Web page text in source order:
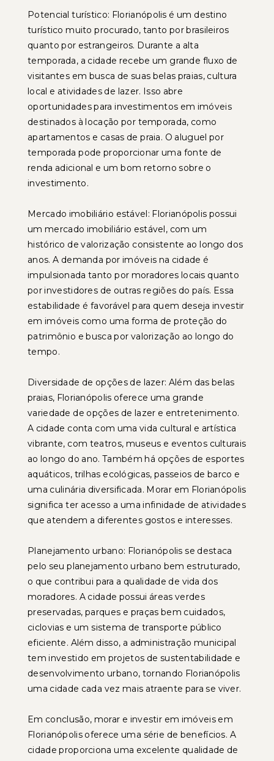
Potencial turístico: Florianópolis é um destino
turístico muito procurado, tanto por brasileiros
quanto por estrangeiros. Durante a alta
temporada, a cidade recebe um grande fluxo de
visitantes em busca de suas belas praias, cultura
local e atividades de lazer. Isso abre
oportunidades para investimentos em imóveis
destinados à locação por temporada, como
apartamentos e casas de praia. O aluguel por
temporada pode proporcionar uma fonte de
renda adicional e um bom retorno sobre o
investimento.
Mercado imobiliário estável: Florianópolis possui
um mercado imobiliário estável, com um
histórico de valorização consistente ao longo dos
anos. A demanda por imóveis na cidade é
impulsionada tanto por moradores locais quanto
por investidores de outras regiões do país. Essa
estabilidade é favorável para quem deseja investir
em imóveis como uma forma de proteção do
patrimônio e busca por valorização ao longo do
tempo.
Diversidade de opções de lazer: Além das belas
praias, Florianópolis oferece uma grande
variedade de opções de lazer e entretenimento.
A cidade conta com uma vida cultural e artística
vibrante, com teatros, museus e eventos culturais
ao longo do ano. Também há opções de esportes
aquáticos, trilhas ecológicas, passeios de barco e
uma culinária diversificada. Morar em Florianópolis
significa ter acesso a uma infinidade de atividades
que atendem a diferentes gostos e interesses.
Planejamento urbano: Florianópolis se destaca
pelo seu planejamento urbano bem estruturado,
o que contribui para a qualidade de vida dos
moradores. A cidade possui áreas verdes
preservadas, parques e praças bem cuidados,
ciclovias e um sistema de transporte público
eficiente. Além disso, a administração municipal
tem investido em projetos de sustentabilidade e
desenvolvimento urbano, tornando Florianópolis
uma cidade cada vez mais atraente para se viver.
Em conclusão, morar e investir em imóveis em
Florianópolis oferece uma série de benefícios. A
cidade proporciona uma excelente qualidade de